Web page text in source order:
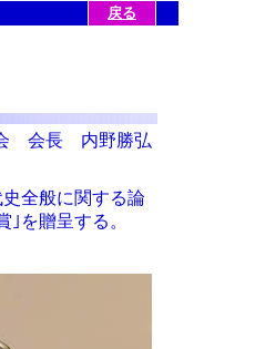
戻る
会長 内野勝弘
全般に関する論
を贈呈する。